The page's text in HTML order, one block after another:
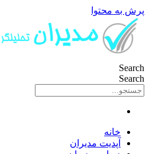
پرش به محتوا
Search
Search
خانه
آپدیت مدیران